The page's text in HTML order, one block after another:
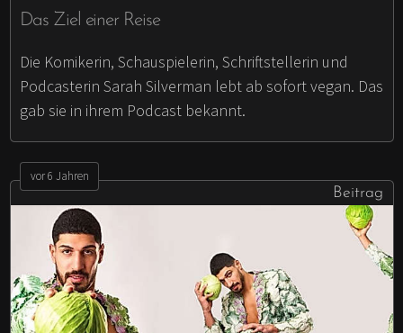
Das Ziel einer Reise
Die Komikerin, Schauspielerin, Schriftstellerin und
Podcasterin Sarah Silverman lebt ab sofort vegan. Das
gab sie in ihrem Podcast bekannt.
vor 6 Jahren
Beitrag